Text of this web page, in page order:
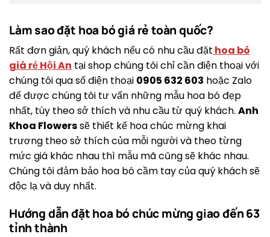
Làm sao đặt hoa bó giá rẻ toàn quốc?
Rất đơn giản, quý khách nếu có nhu cầu đặt hoa bó
giá rẻ Hội An tại shop chúng tôi chỉ cần điện thoại với
chúng tôi qua số điện thoại 0905 632 603 hoặc Zalo
để được chúng tôi tư vấn những mẫu hoa bó đẹp
nhất, tùy theo sở thích và nhu cầu từ quý khách. Anh
Khoa Flowerssẽ thiết kế hoa chúc mừng khai
trương theo sở thích của mỗi người và theo từng
mức giá khác nhau thì mẫu mã cũng sẽ khác nhau.
Chúng tôi đảm bảo hoa bó cầm tay của quý khách sẽ
độc lạ và duy nhất.
Hướng dẫn đặt hoa bó chúc mừng giao đến 63
tỉnh thành